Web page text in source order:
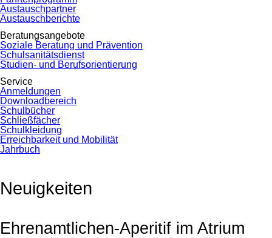
Austauschpartner
Austauschberichte
Beratungsangebote
Soziale Beratung und Prävention
Schulsanitätsdienst
Studien- und Berufsorientierung
Service
Anmeldungen
Downloadbereich
Schulbücher
Schließfächer
Schulkleidung
Erreichbarkeit und Mobilität
Jahrbuch
Neuigkeiten
Ehrenamtlichen-Aperitif im Atrium